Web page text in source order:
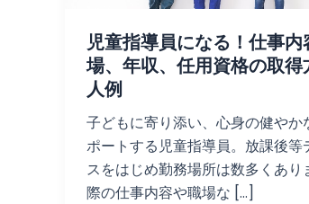
児童指導員になる！仕事内
場、年収、任用資格の取得
人例
子どもに寄り添い、心身の健やか
ポートする児童指導員。放課後等
スをはじめ勤務場所は数多くあり
際の仕事内容や職場な […]